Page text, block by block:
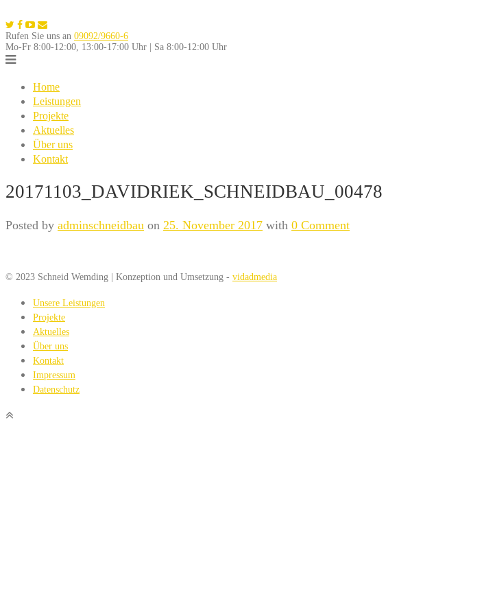
to
content
Rufen Sie uns an 09092/9660-6
Mo-Fr 8:00-12:00, 13:00-17:00 Uhr | Sa 8:00-12:00 Uhr
Home
Leistungen
Projekte
Aktuelles
Über uns
Kontakt
20171103_DAVIDRIEK_SCHNEIDBAU_00478
Posted by adminschneidbau on 25. November 2017 with 0 Comment
© 2023 Schneid Wemding | Konzeption und Umsetzung - vidadmedia
Unsere Leistungen
Projekte
Aktuelles
Über uns
Kontakt
Impressum
Datenschutz